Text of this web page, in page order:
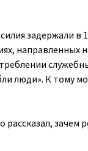
задержали в
люди». К тому
зачем